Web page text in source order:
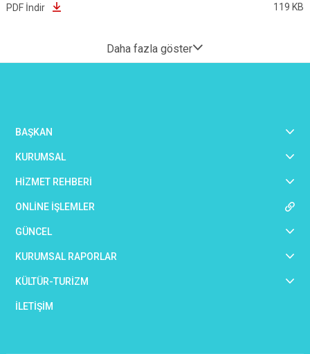
PDF İndir 119 KB
Daha fazla göster
BAŞKAN
KURUMSAL
HİZMET REHBERİ
ONLİNE İŞLEMLER
GÜNCEL
KURUMSAL RAPORLAR
KÜLTÜR-TURİZM
İLETİŞİM